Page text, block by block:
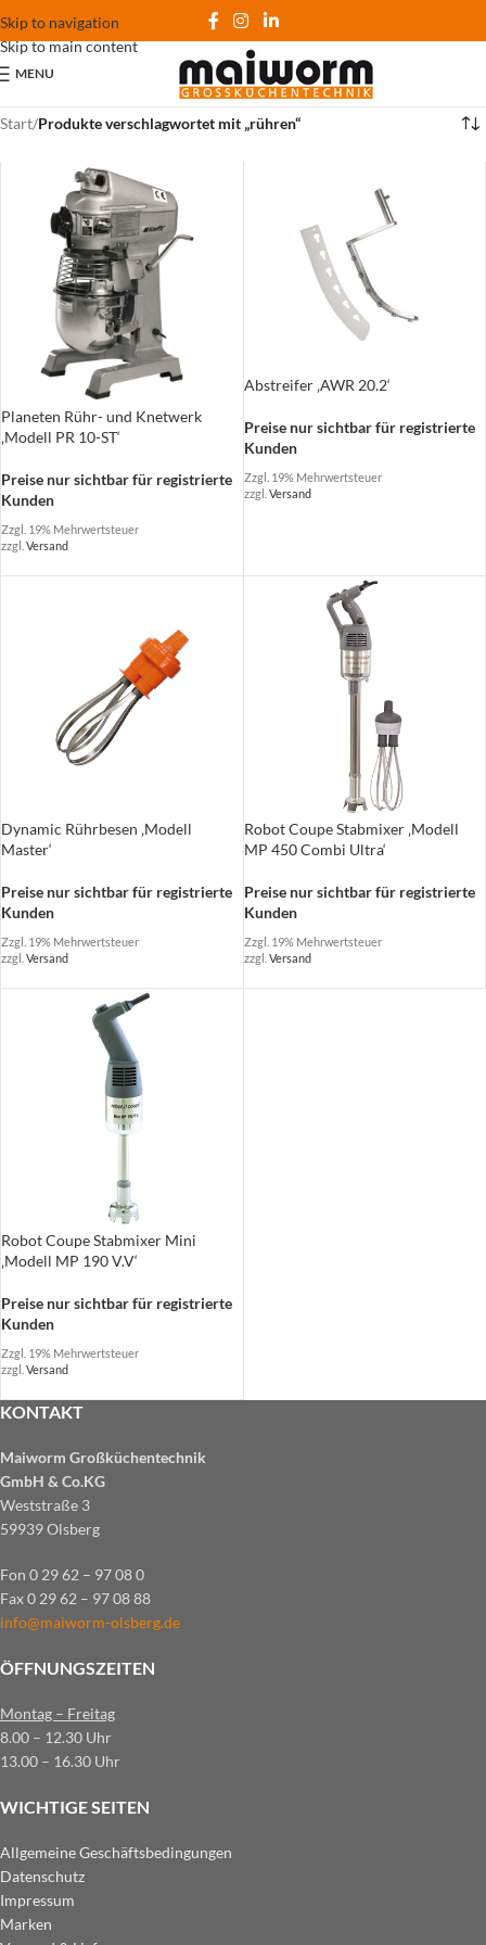
Skip to navigation
Skip to main content
MENU
Start/Produkte verschlagwortet mit „rühren“
Planeten Rühr- und Knetwerk
‚Modell PR 10-ST‘
Preise nur sichtbar für registrierte
Kunden
Zzgl. 19% Mehrwertsteuer
zzgl. Versand
Abstreifer ‚AWR 20.2‘
Preise nur sichtbar für registrierte
Kunden
Zzgl. 19% Mehrwertsteuer
zzgl. Versand
Dynamic Rührbesen ‚Modell
Master‘
Preise nur sichtbar für registrierte
Kunden
Zzgl. 19% Mehrwertsteuer
zzgl. Versand
Robot Coupe Stabmixer ‚Modell
MP 450 Combi Ultra‘
Preise nur sichtbar für registrierte
Kunden
Zzgl. 19% Mehrwertsteuer
zzgl. Versand
Robot Coupe Stabmixer Mini
‚Modell MP 190 V.V‘
Preise nur sichtbar für registrierte
Kunden
Zzgl. 19% Mehrwertsteuer
zzgl. Versand
KONTAKT
Maiworm Großküchentechnik
GmbH & Co.KG
Weststraße 3
59939 Olsberg
Fon 0 29 62 – 97 08 0
Fax 0 29 62 – 97 08 88
info@maiworm-olsberg.de
ÖFFNUNGSZEITEN
Montag – Freitag
8.00 – 12.30 Uhr
13.00 – 16.30 Uhr
WICHTIGE SEITEN
Allgemeine Geschäftsbedingungen
Datenschutz
Impressum
Marken